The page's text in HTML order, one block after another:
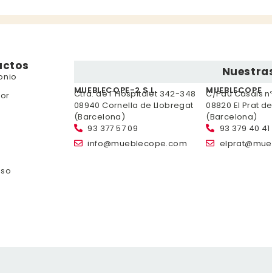
MUEBLECOPE-2 S.L.
Ctra. de l´Hospitalet 342-348
08940 Cornella de Llobregat
(Barcelona)
93 377 57 09
info@mueblecope.com
MUEBLECOPE
C/Pau Casals nº
08820 El Prat
(Barcelona)
93 379 40 41